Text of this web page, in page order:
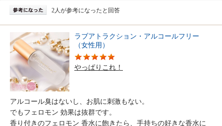
2人が参考になったと回答
ラブアトラクション・アルコールフリー
（女性用）
やっぱりこれ！
アルコール臭はないし、お肌に刺激もない。
でもフェロモン 効果は抜群です。
香り付きのフェロモン 香水に飽きたら、手持ちの好きな香水に